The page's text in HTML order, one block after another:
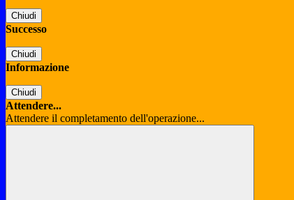
Chiudi
Successo
Chiudi
Informazione
Chiudi
Attendere...
Attendere il completamento dell'operazione...